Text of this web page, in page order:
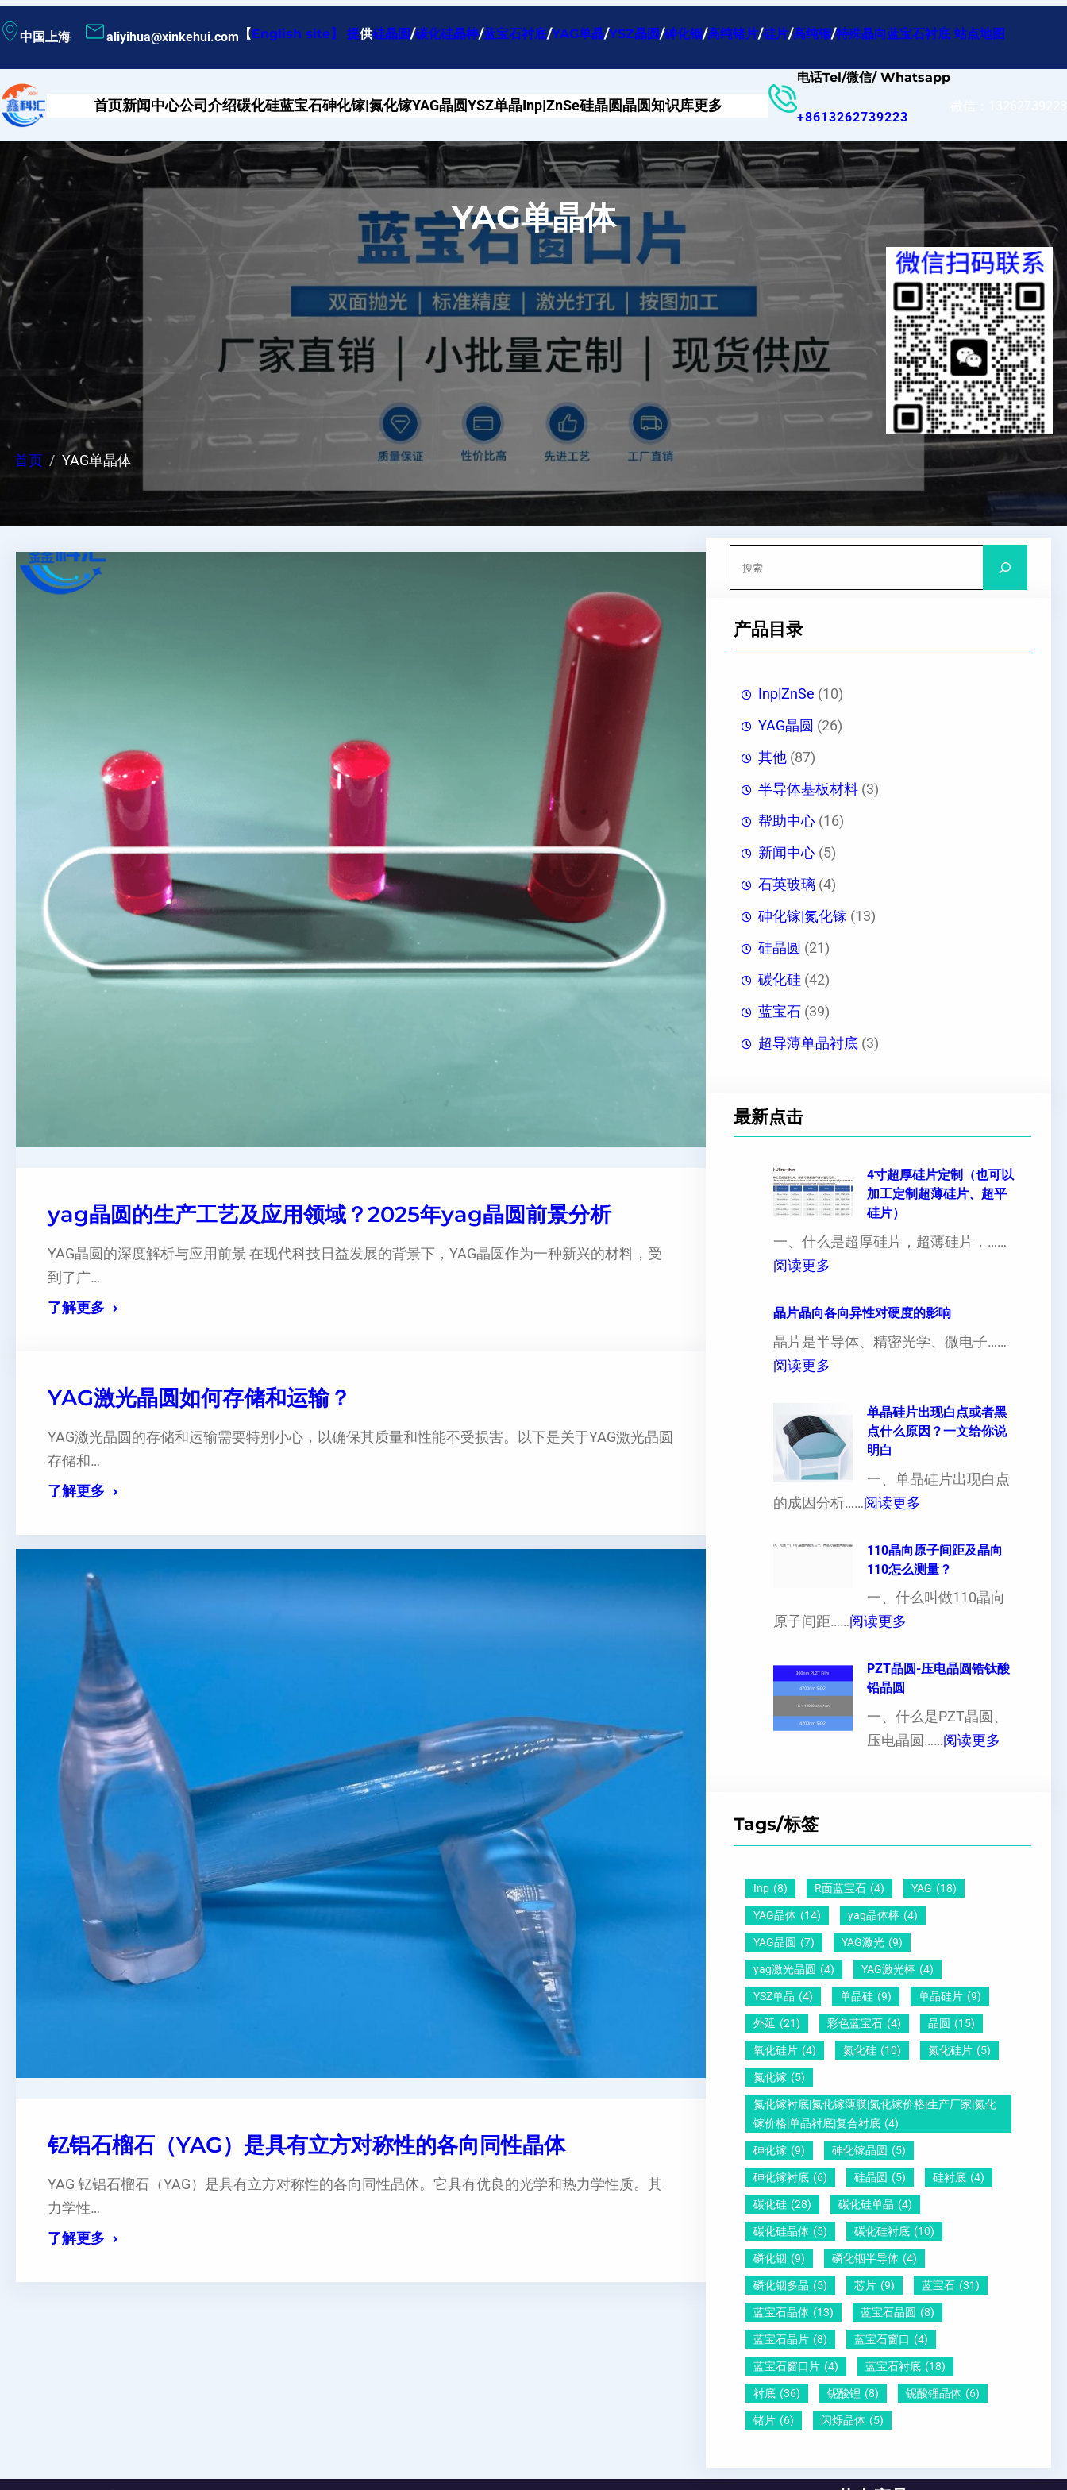
至
容
中国上海 aliyihua@xinkehui.com 【English site】 提供硅晶圆/碳化硅晶棒/蓝宝石衬底/YAG单晶/YSZ晶圆/砷化铟/高纯锗片/硅片/高纯铟/特殊晶向蓝宝石衬底 站点地图
首页新闻中心公司介绍碳化硅蓝宝石砷化镓|氮化镓YAG晶圆YSZ单晶Inp|ZnSe硅晶圆晶圆知识库更多
电话Tel/微信/ Whatsapp
+8613262739223
YAG单晶体
首页 YAG单晶体
yag晶圆的生产工艺及应用领域？2025年yag晶圆前景分析
YAG晶圆的深度解析与应用前景 在现代科技日益发展的背景下，YAG晶圆作为一种新兴的材料，受
到了广…
了解更多
YAG激光晶圆如何存储和运输？
YAG激光晶圆的存储和运输需要特别小心，以确保其质量和性能不受损害。以下是关于YAG激光晶圆
存储和…
了解更多
钇铝石榴石（YAG）是具有立方对称性的各向同性晶体
YAG 钇铝石榴石（YAG）是具有立方对称性的各向同性晶体。它具有优良的光学和热力学性质。其
力学性…
了解更多
产品目录
Inp|ZnSe (10)
YAG晶圆 (26)
其他 (87)
半导体基板材料 (3)
帮助中心 (16)
新闻中心 (5)
石英玻璃 (4)
砷化镓|氮化镓 (13)
硅晶圆 (21)
碳化硅 (42)
蓝宝石 (39)
超导薄单晶衬底 (3)
最新点击
4寸超厚硅片定制（也可以
加工定制超薄硅片、超平
硅片）
一、什么是超厚硅片，超薄硅片，……
阅读更多
寸
超
定
制
（
也
以
定
超
薄
硅
）
晶片晶向各向异性对硬度的影响
晶片是半导体、精密光学、微电子……
阅读更多
晶
向
各
向
度
响
单晶硅片出现白点或者黑
点什么原因？一文给你说
明白
一、单晶硅片出现白点
的成因分析……阅读更多
晶
硅
片
白
或
者
因
？
给
你
说
明
110晶向原子间距及晶向
110怎么测量？
一、什么叫做110晶向
原子间距……阅读更多
1
晶
向
晶
向
1
1
0
怎
？
PZT晶圆-压电晶圆锆钛酸
铅晶圆
一、什么是PZT晶圆、
压电晶圆……阅读更多
晶
Tags/标签
Inp (8) R面蓝宝石 (4) YAG (18)
YAG晶体 (14) yag晶体棒 (4)
YAG晶圆 (7) YAG激光 (9)
yag激光晶圆 (4) YAG激光棒 (4)
YSZ单晶 (4) 单晶硅 (9) 单晶硅片 (9)
外延 (21) 彩色蓝宝石 (4) 晶圆 (15)
氧化硅片 (4) 氮化硅 (10) 氮化硅片 (5)
氮化镓 (5)
氮化镓衬底|氮化镓薄膜|氮化镓价格|生产厂家|氮化
镓价格|单晶衬底|复合衬底 (4)
砷化镓 (9) 砷化镓晶圆 (5)
砷化镓衬底 (6) 硅晶圆 (5) 硅衬底 (4)
碳化硅 (28) 碳化硅单晶 (4)
碳化硅晶体 (5) 碳化硅衬底 (10)
磷化铟 (9) 磷化铟半导体 (4)
磷化铟多晶 (5) 芯片 (9) 蓝宝石 (31)
蓝宝石晶体 (13) 蓝宝石晶圆 (8)
蓝宝石晶片 (8) 蓝宝石窗口 (4)
蓝宝石窗口片 (4) 蓝宝石衬底 (18)
衬底 (36) 铌酸锂 (8) 铌酸锂晶体 (6)
锗片 (6) 闪烁晶体 (5)